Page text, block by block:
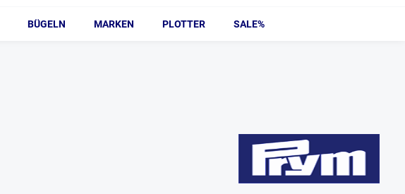
BÜGELN MARKEN PLOTTER SALE%